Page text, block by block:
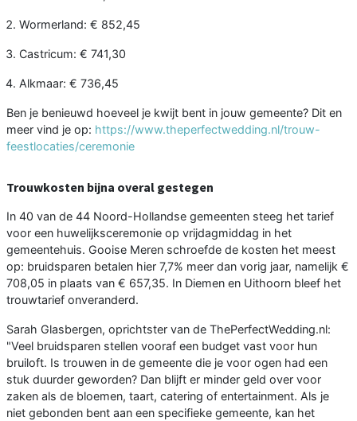
Wormerland: € 852,45
Castricum: € 741,30
Alkmaar: € 736,45
Ben je benieuwd hoeveel je kwijt bent in jouw gemeente? Dit en
meer vind je op: https://www.theperfectwedding.nl/trouw-
feestlocaties/ceremonie
Trouwkosten bijna overal gestegen
In 40 van de 44 Noord-Hollandse gemeenten steeg het tarief
voor een huwelijksceremonie op vrijdagmiddag in het
gemeentehuis. Gooise Meren schroefde de kosten het meest
op: bruidsparen betalen hier 7,7% meer dan vorig jaar, namelijk €
708,05 in plaats van € 657,35. In Diemen en Uithoorn bleef het
trouwtarief onveranderd.
Sarah Glasbergen, oprichtster van de ThePerfectWedding.nl:
"Veel bruidsparen stellen vooraf een budget vast voor hun
bruiloft. Is trouwen in de gemeente die je voor ogen had een
stuk duurder geworden? Dan blijft er minder geld over voor
zaken als de bloemen, taart, catering of entertainment. Als je
niet gebonden bent aan een specifieke gemeente, kan het